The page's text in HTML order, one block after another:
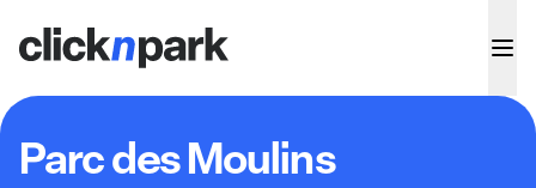
Parc des Moulins